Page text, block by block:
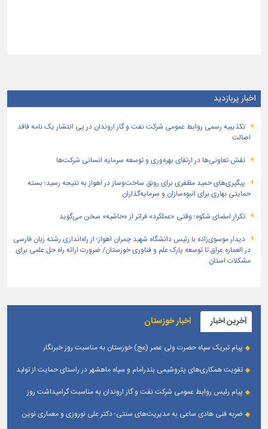
اخبار پربازدید
تكذیبیه رسمی روابط عمومی شركت نفت و گاز اروندان در پی انتشار یک نامه فاقد
اصالت
نقش تعاونی‌ها در ارتقای بهره‌وری و توسعه سرمایه انسانی شرکت‌ها
پیگیری‌های حمید مظفری برای رونق ساخت‌وساز در اهواز به نتیجه رسید؛ بسته
حمایتی بهاری برای انبوه‌سازان و سرمایه‌گذاران
تکرارِ امضای شکوه؛ وقتی «عملکرد» فراتر از «حاشیه» سخن می‌گوید
دیدار موسوی‌زاده با رئیس دانشگاه شهید چمران اهواز؛ از راه‌اندازی رشته زبان فارسی
در العماره عراق تا توسعه پارک علم و فناوری خوزستان/ ضرورت ارائه راه حل علمی برای
مشکلات استان
آخرین اخبار اخبار خوزستان
پیام تبریک سپاه حضرت ولی عصر (عج) خوزستان به مناسبت روز خبرنگار
تقویت همکاری‌های پتروشیمی بندرامام و سپاه ماهشهر در راستای حمایت از تولید
پیام رئیس روابط عمومی شركت نفت و گاز اروندان به مناسبت گرامیداشت روز
ضربه فنی هادی ساعی به مدیریت‌های سنتی؛ دکتر علی نوروزی و معماری نوین